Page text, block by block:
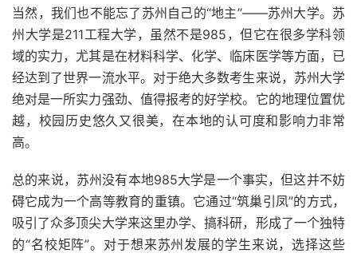
当然，我们也不能忘了苏州自己的“地主”——苏州大学。苏
州大学是211工程大学，虽然不是985，但它在很多学科领
域的实力，尤其是在材料科学、化学、临床医学等方面，已
经达到了世界一流水平。对于绝大多数考生来说，苏州大学
绝对是一所实力强劲、值得报考的好学校。它的地理位置优
越，校园历史悠久又很美，在本地的认可度和影响力非常
高。
总的来说，苏州没有本地985大学是一个事实，但这并不妨
碍它成为一个高等教育的重镇。它通过“筑巢引凤”的方式，
吸引了众多顶尖大学来这里办学、搞科研，形成了一个独特
的“名校矩阵”。对于想来苏州发展的学生来说，选择这些